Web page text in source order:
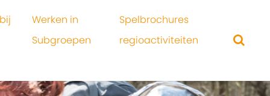
Werken in
Subgroepen
Spelbrochures
regioactiviteiten